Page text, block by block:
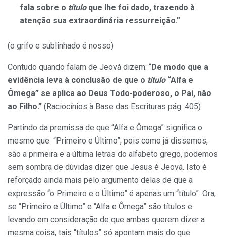
fala sobre o títuloque lhe foi dado, trazendo à
atenção sua extraordinária ressurreição.”
(o grifo e sublinhado é nosso)
Contudo quando falam de Jeová dizem: “De modo que a
evidência leva à conclusão de que o título“Alfa e
Ômega” se aplica ao Deus Todo-poderoso, o Pai, não
ao Filho.” (Raciocínios à Base das Escrituras pág. 405)
Partindo da premissa de que “Alfa e Ômega” significa o
mesmo que “Primeiro e Último”, pois como já dissemos,
são a primeira e a última letras do alfabeto grego, podemos
sem sombra de dúvidas dizer que Jesus é Jeová. Isto é
reforçado ainda mais pelo argumento delas de que a
expressão “o Primeiro e o Último” é apenas um “título”. Ora,
se “Primeiro e Último” e “Alfa e Ômega” são títulos e
levando em consideração de que ambas querem dizer a
mesma coisa, tais “títulos” só apontam mais do que